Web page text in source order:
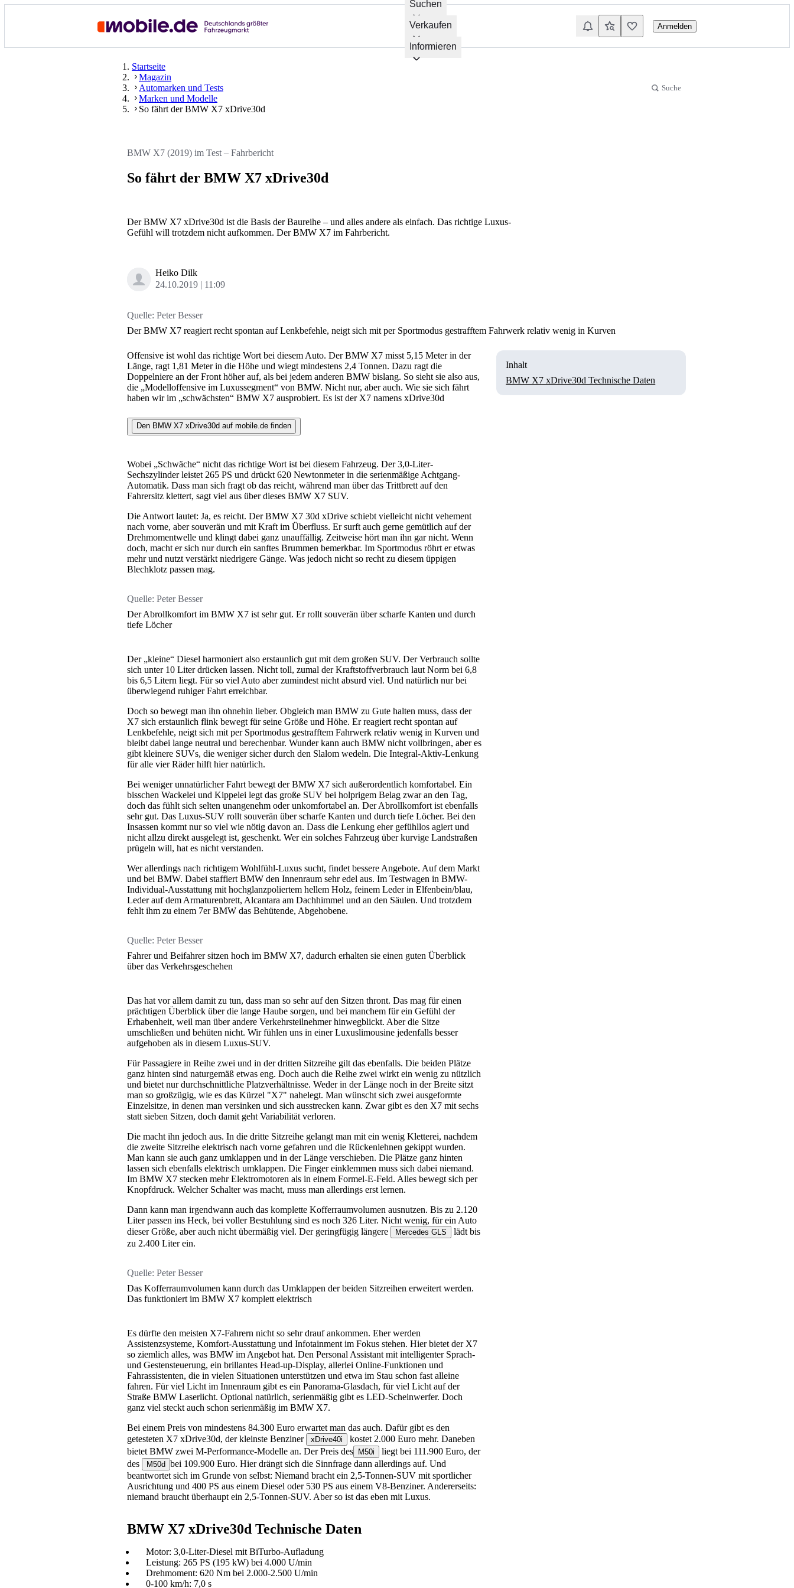
Suchen
Verkaufen
Informieren
Anmelden
Startseite
Magazin
Automarken und Tests
Marken und Modelle
So fährt der BMW X7 xDrive30d
Suche
BMW X7 (2019) im Test – Fahrbericht
So fährt der BMW X7 xDrive30d
Der BMW X7 xDrive30d ist die Basis der Baureihe – und alles andere als einfach. Das richtige Luxus-
Gefühl will trotzdem nicht aufkommen. Der BMW X7 im Fahrbericht.
Heiko Dilk
24.10.2019
11:09
Inhalt
BMW X7 xDrive30d Technische Daten
Quelle: Peter Besser
Der BMW X7 reagiert recht spontan auf Lenkbefehle, neigt sich mit per Sportmodus gestrafftem Fahrwerk relativ wenig in Kurven
Offensive ist wohl das richtige Wort bei diesem Auto. Der BMW X7 misst 5,15 Meter in der
Länge, ragt 1,81 Meter in die Höhe und wiegt mindestens 2,4 Tonnen. Dazu ragt die
Doppelniere an der Front höher auf, als bei jedem anderen BMW bislang. So sieht sie also aus,
die „Modelloffensive im Luxussegment“ von BMW. Nicht nur, aber auch. Wie sie sich fährt
haben wir im „schwächsten“ BMW X7 ausprobiert. Es ist der X7 namens xDrive30d
Den BMW X7 xDrive30d auf mobile.de finden
Wobei „Schwäche“ nicht das richtige Wort ist bei diesem Fahrzeug. Der 3,0-Liter-
Sechszylinder leistet 265 PS und drückt 620 Newtonmeter in die serienmäßige Achtgang-
Automatik. Dass man sich fragt ob das reicht, während man über das Trittbrett auf den
Fahrersitz klettert, sagt viel aus über dieses BMW X7 SUV.
Die Antwort lautet: Ja, es reicht. Der BMW X7 30d xDrive schiebt vielleicht nicht vehement
nach vorne, aber souverän und mit Kraft im Überfluss. Er surft auch gerne gemütlich auf der
Drehmomentwelle und klingt dabei ganz unauffällig. Zeitweise hört man ihn gar nicht. Wenn
doch, macht er sich nur durch ein sanftes Brummen bemerkbar. Im Sportmodus röhrt er etwas
mehr und nutzt verstärkt niedrigere Gänge. Was jedoch nicht so recht zu diesem üppigen
Blechklotz passen mag.
Quelle: Peter Besser
Der Abrollkomfort im BMW X7 ist sehr gut. Er rollt souverän über scharfe Kanten und durch
tiefe Löcher
Der „kleine“ Diesel harmoniert also erstaunlich gut mit dem großen SUV. Der Verbrauch sollte
sich unter 10 Liter drücken lassen. Nicht toll, zumal der Kraftstoffverbrauch laut Norm bei 6,8
bis 6,5 Litern liegt. Für so viel Auto aber zumindest nicht absurd viel. Und natürlich nur bei
überwiegend ruhiger Fahrt erreichbar.
Doch so bewegt man ihn ohnehin lieber. Obgleich man BMW zu Gute halten muss, dass der
X7 sich erstaunlich flink bewegt für seine Größe und Höhe. Er reagiert recht spontan auf
Lenkbefehle, neigt sich mit per Sportmodus gestrafftem Fahrwerk relativ wenig in Kurven und
bleibt dabei lange neutral und berechenbar. Wunder kann auch BMW nicht vollbringen, aber es
gibt kleinere SUVs, die weniger sicher durch den Slalom wedeln. Die Integral-Aktiv-Lenkung
für alle vier Räder hilft hier natürlich.
Bei weniger unnatürlicher Fahrt bewegt der BMW X7 sich außerordentlich komfortabel. Ein
bisschen Wackelei und Kippelei legt das große SUV bei holprigem Belag zwar an den Tag,
doch das fühlt sich selten unangenehm oder unkomfortabel an. Der Abrollkomfort ist ebenfalls
sehr gut. Das Luxus-SUV rollt souverän über scharfe Kanten und durch tiefe Löcher. Bei den
Insassen kommt nur so viel wie nötig davon an. Dass die Lenkung eher gefühllos agiert und
nicht allzu direkt ausgelegt ist, geschenkt. Wer ein solches Fahrzeug über kurvige Landstraßen
prügeln will, hat es nicht verstanden.
Wer allerdings nach richtigem Wohlfühl-Luxus sucht, findet bessere Angebote. Auf dem Markt
und bei BMW. Dabei staffiert BMW den Innenraum sehr edel aus. Im Testwagen in BMW-
Individual-Ausstattung mit hochglanzpoliertem hellem Holz, feinem Leder in Elfenbein/blau,
Leder auf dem Armaturenbrett, Alcantara am Dachhimmel und an den Säulen. Und trotzdem
fehlt ihm zu einem 7er BMW das Behütende, Abgehobene.
Quelle: Peter Besser
Fahrer und Beifahrer sitzen hoch im BMW X7, dadurch erhalten sie einen guten Überblick
über das Verkehrsgeschehen
Das hat vor allem damit zu tun, dass man so sehr auf den Sitzen thront. Das mag für einen
prächtigen Überblick über die lange Haube sorgen, und bei manchem für ein Gefühl der
Erhabenheit, weil man über andere Verkehrsteilnehmer hinwegblickt. Aber die Sitze
umschließen und behüten nicht. Wir fühlen uns in einer Luxuslimousine jedenfalls besser
aufgehoben als in diesem Luxus-SUV.
Für Passagiere in Reihe zwei und in der dritten Sitzreihe gilt das ebenfalls. Die beiden Plätze
ganz hinten sind naturgemäß etwas eng. Doch auch die Reihe zwei wirkt ein wenig zu nützlich
und bietet nur durchschnittliche Platzverhältnisse. Weder in der Länge noch in der Breite sitzt
man so großzügig, wie es das Kürzel "X7" nahelegt. Man wünscht sich zwei ausgeformte
Einzelsitze, in denen man versinken und sich ausstrecken kann. Zwar gibt es den X7 mit sechs
statt sieben Sitzen, doch damit geht Variabilität verloren.
Die macht ihn jedoch aus. In die dritte Sitzreihe gelangt man mit ein wenig Kletterei, nachdem
die zweite Sitzreihe elektrisch nach vorne gefahren und die Rückenlehnen gekippt wurden.
Man kann sie auch ganz umklappen und in der Länge verschieben. Die Plätze ganz hinten
lassen sich ebenfalls elektrisch umklappen. Die Finger einklemmen muss sich dabei niemand.
Im BMW X7 stecken mehr Elektromotoren als in einem Formel-E-Feld. Alles bewegt sich per
Knopfdruck. Welcher Schalter was macht, muss man allerdings erst lernen.
Dann kann man irgendwann auch das komplette Kofferraumvolumen ausnutzen. Bis zu 2.120
Liter passen ins Heck, bei voller Bestuhlung sind es noch 326 Liter. Nicht wenig, für ein Auto
dieser Größe, aber auch nicht übermäßig viel. Der geringfügig längere
Mercedes GLS
lädt bis
zu 2.400 Liter ein.
Quelle: Peter Besser
Das Kofferraumvolumen kann durch das Umklappen der beiden Sitzreihen erweitert werden.
Das funktioniert im BMW X7 komplett elektrisch
Es dürfte den meisten X7-Fahrern nicht so sehr drauf ankommen. Eher werden
Assistenzsysteme, Komfort-Ausstattung und Infotainment im Fokus stehen. Hier bietet der X7
so ziemlich alles, was BMW im Angebot hat. Den Personal Assistant mit intelligenter Sprach-
und Gestensteuerung, ein brillantes Head-up-Display, allerlei Online-Funktionen und
Fahrassistenten, die in vielen Situationen unterstützen und etwa im Stau schon fast alleine
fahren. Für viel Licht im Innenraum gibt es ein Panorama-Glasdach, für viel Licht auf der
Straße BMW Laserlicht. Optional natürlich, serienmäßig gibt es LED-Scheinwerfer. Doch
ganz viel steckt auch schon serienmäßig im BMW X7.
Bei einem Preis von mindestens 84.300 Euro erwartet man das auch. Dafür gibt es den
getesteten X7 xDrive30d, der kleinste Benziner
xDrive40i
kostet 2.000 Euro mehr. Daneben
bietet BMW zwei M-Performance-Modelle an. Der Preis des
M50i
liegt bei 111.900 Euro, der
des
M50d bei 109.900 Euro. Hier drängt sich die Sinnfrage dann allerdings auf. Und
beantwortet sich im Grunde von selbst: Niemand bracht ein 2,5-Tonnen-SUV mit sportlicher
Ausrichtung und 400 PS aus einem Diesel oder 530 PS aus einem V8-Benziner. Andererseits:
niemand braucht überhaupt ein 2,5-Tonnen-SUV. Aber so ist das eben mit Luxus.
BMW X7 xDrive30d Technische Daten
Motor: 3,0-Liter-Diesel mit BiTurbo-Aufladung
Leistung: 265 PS (195 kW) bei 4.000 U/min
Drehmoment: 620 Nm bei 2.000-2.500 U/min
0-100 km/h: 7,0 s